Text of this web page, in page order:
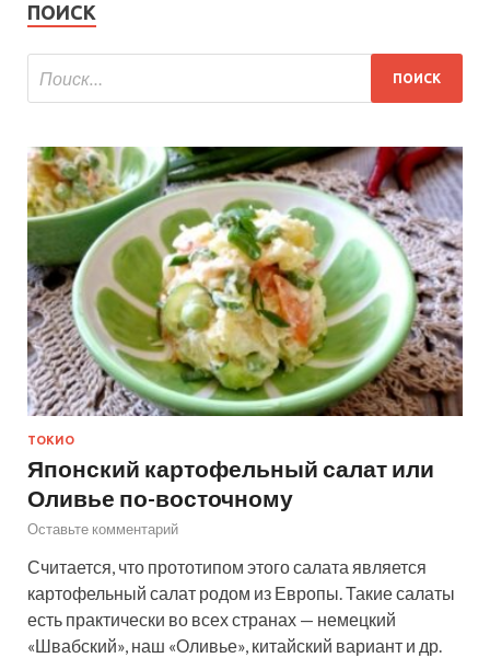
ПОИСК
ТОКИО
Японский картофельный салат или
Оливье по-восточному
Оставьте комментарий
Считается, что прототипом этого салата является
картофельный салат родом из Европы. Такие салаты
есть практически во всех странах — немецкий
«Швабский», наш «Оливье», китайский вариант и др.